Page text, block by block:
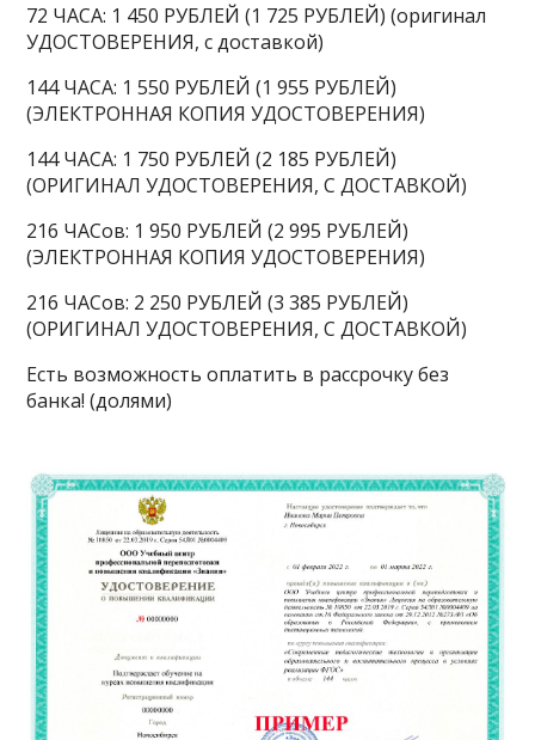
72 ЧАСА: 1 450 РУБЛЕЙ (1 725 РУБЛЕЙ) (оригинал
УДОСТОВЕРЕНИЯ, с доставкой)
144 ЧАСА: 1 550 РУБЛЕЙ (1 955 РУБЛЕЙ)
(ЭЛЕКТРОННАЯ КОПИЯ УДОСТОВЕРЕНИЯ)
144 ЧАСА: 1 750 РУБЛЕЙ (2 185 РУБЛЕЙ)
(ОРИГИНАЛ УДОСТОВЕРЕНИЯ, С ДОСТАВКОЙ)
216 ЧАСов: 1 950 РУБЛЕЙ (2 995 РУБЛЕЙ)
(ЭЛЕКТРОННАЯ КОПИЯ УДОСТОВЕРЕНИЯ)
216 ЧАСов: 2 250 РУБЛЕЙ (3 385 РУБЛЕЙ)
(ОРИГИНАЛ УДОСТОВЕРЕНИЯ, С ДОСТАВКОЙ)
Есть возможность оплатить в рассрочку без
банка! (долями)